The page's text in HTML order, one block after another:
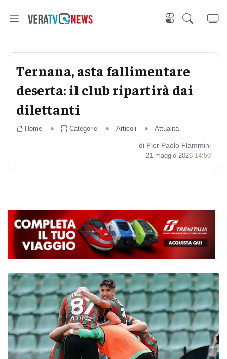
Ternana, asta fallimentare
deserta: il club ripartirà dai
dilettanti
Home Categorie Articoli Attualità
di Pier Paolo Flammini
21 maggio 2026 14:50